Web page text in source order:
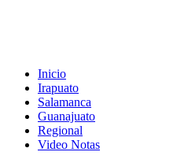
Inicio
Irapuato
Salamanca
Guanajuato
Regional
Video Notas